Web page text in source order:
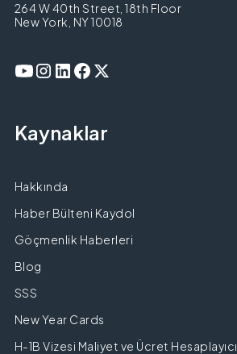
264 W 40th Street, 18th Floor
New York, NY 10018
Kaynaklar
Hakkında
Haber Bülteni Kaydol
Göçmenlik Haberleri
Blog
SSS
New Year Cards
H-1B Vizesi Maliyet ve Ücret Hesaplayıcı